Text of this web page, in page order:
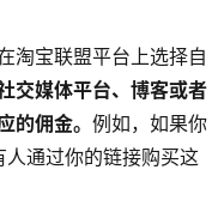
淘宝联盟平台上选择自
交媒体平台、博客或者
的佣金。例如，如果你
通过你的链接购买这